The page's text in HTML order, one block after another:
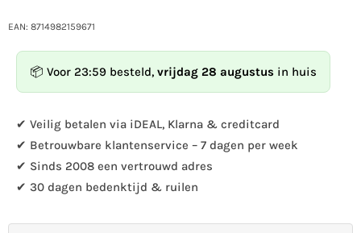
voor
rechthoekig
bladeren
bladeren
EAN: 8714982159671
📦 Voor 23:59 besteld, vrijdag 28 augustus in huis
✔ Veilig betalen via iDEAL, Klarna & creditcard
✔ Betrouwbare klantenservice – 7 dagen per week
✔ Sinds 2008 een vertrouwd adres
✔ 30 dagen bedenktijd & ruilen